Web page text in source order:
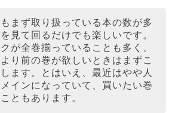
まず取り扱っている本の数が多
見て回るだけでも楽しいです。
が全巻揃っていることも多く、
り前の巻が欲しいときはまずこ
ます。とはいえ、最近はやや人
インになっていて、買いたい巻
ともあります。